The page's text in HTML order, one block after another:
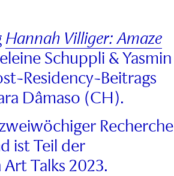
Hannah Villiger: Amaze
Schuppli & Yasmin
Residency-Beitrags
Dâmaso (CH).
Recherche
ist Teil der
Talks 2023.